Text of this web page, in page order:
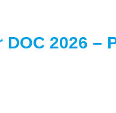
DOC 2026 –